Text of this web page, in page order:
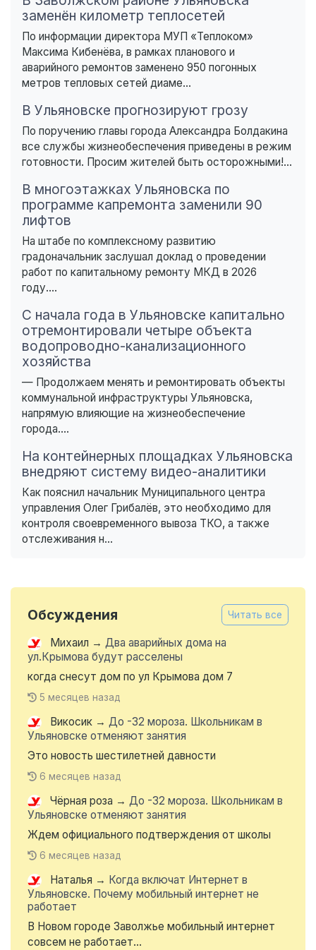
заменён километр теплосетей
По информации директора МУП «Теплоком»
Максима Кибенёва, в рамках планового и
аварийного ремонтов заменено 950 погонных
метров тепловых сетей диаме...
В Ульяновске прогнозируют грозу
По поручению главы города Александра Болдакина
все службы жизнеобеспечения приведены в режим
готовности. Просим жителей быть осторожными!...
В многоэтажках Ульяновска по
программе капремонта заменили 90
лифтов
На штабе по комплексному развитию
градоначальник заслушал доклад о проведении
работ по капитальному ремонту МКД в 2026
году....
С начала года в Ульяновске капитально
отремонтировали четыре объекта
водопроводно-канализационного
хозяйства
— Продолжаем менять и ремонтировать объекты
коммунальной инфраструктуры Ульяновска,
напрямую влияющие на жизнеобеспечение
города....
На контейнерных площадках Ульяновска
внедряют систему видео-аналитики
Как пояснил начальник Муниципального центра
управления Олег Грибалёв, это необходимо для
контроля своевременного вывоза ТКО, а также
отслеживания н...
Обсуждения Читать все
Михаил → Два аварийных дома на
ул.Крымова будут расселены
когда снесут дом по ул Крымова дом 7
5 месяцев назад
Викосик → До -32 мороза. Школьникам в
Ульяновске отменяют занятия
Это новость шестилетней давности
6 месяцев назад
Чёрная роза → До -32 мороза. Школьникам в
Ульяновске отменяют занятия
Ждем официального подтверждения от школы
6 месяцев назад
Наталья → Когда включат Интернет в
Ульяновске. Почему мобильный интернет не
работает
В Новом городе Заволжье мобильный интернет
совсем не работает...